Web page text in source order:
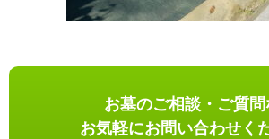
お墓のご相談・ご質
お気軽にお問い合わせく